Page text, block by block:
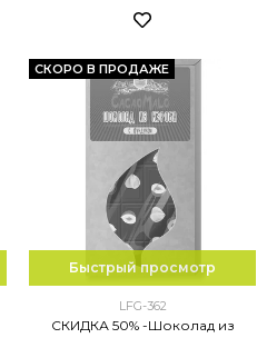
СКОРО В ПРОДАЖЕ
Быстрый просмотр
LFG-362
СКИДКА 50% -Шоколад из